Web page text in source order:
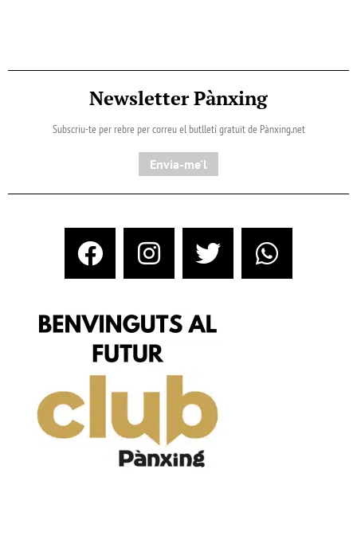
Newsletter Pànxing
Subscriu-te per rebre per correu el butlletí gratuït de Pànxing.net​
Envia-me'l